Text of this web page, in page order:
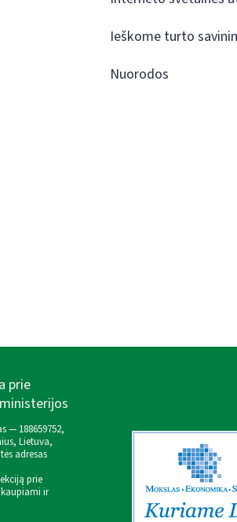
Ieškome turto
Nuorodos
prie
— 188659752,
Lietuva,
adresas
prie
ir